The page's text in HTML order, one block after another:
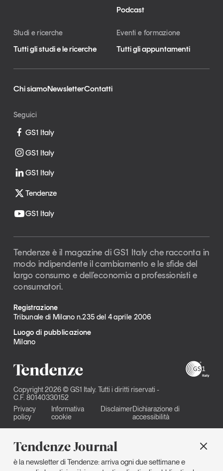
Tendenze Journal
è la newsletter di Tendenze: arriva ogni due settimane e
Podcast
Studi e ricerche
Tutti gli studi e le ricerche
Eventi e formazione
Tutti gli appuntamenti
Chi siamoNewsletterContatti
Seguici
GS1 Italy
GS1 Italy
GS1 Italy
Tendenze
GS1 Italy
Tendenze è il magazine di GS1 Italy che racconta in
modo indipendente il cambiamento e le sfide del
largo consumo e dell’economia a professionisti e
consumatori.
Registrazione
Tribunale di Milano n.235 del 4 aprile 2006
Luogo di pubblicazione
Milano
Copyright 2026 © GS1 Italy. Tutti i diritti riservati -
C.F. 80140330152
Privacy
policy
Informativa
cookie
DisclaimerDichiarazione di
accessibilità